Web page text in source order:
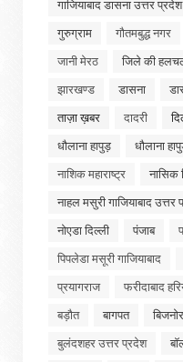
गाजियाबाद डासना उत्तर प्रदेश
गुरुग्राम
गौतमबुद्ध नगर
जानी मेरठ
जिले की
झारखण्ड
डासना
ताज़ा ख़बर
दादरी
धौलाना हापुड़
धौलाना
नाशिक महाराष्ट्र
नासिक
नाहल मसुरी गाजियाबाद उत्तर
नोएडा दिल्ली
पंजाब
पिपलेडा मसूरी गाजियाबाद
प्रयागराज
फरीदाबाद
बड़ौत
बागपत बिजनोर
बुलंदशहर उत्तर प्रदेश